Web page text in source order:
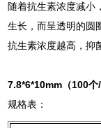
随着抗生素浓度减小
生长，而呈透明的圆
抗生素浓度越高，抑
7.8*6*10mm（100个
规格表：